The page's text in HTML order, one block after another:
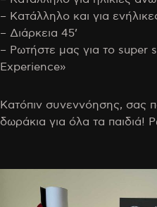
– Κατάλληλο και για
– Διάρκεια 45’
– Ρωτήστε μας για το super
Experience»
Κατόπιν συνεννόησης, σας
δωράκια για όλα τα παιδιά!